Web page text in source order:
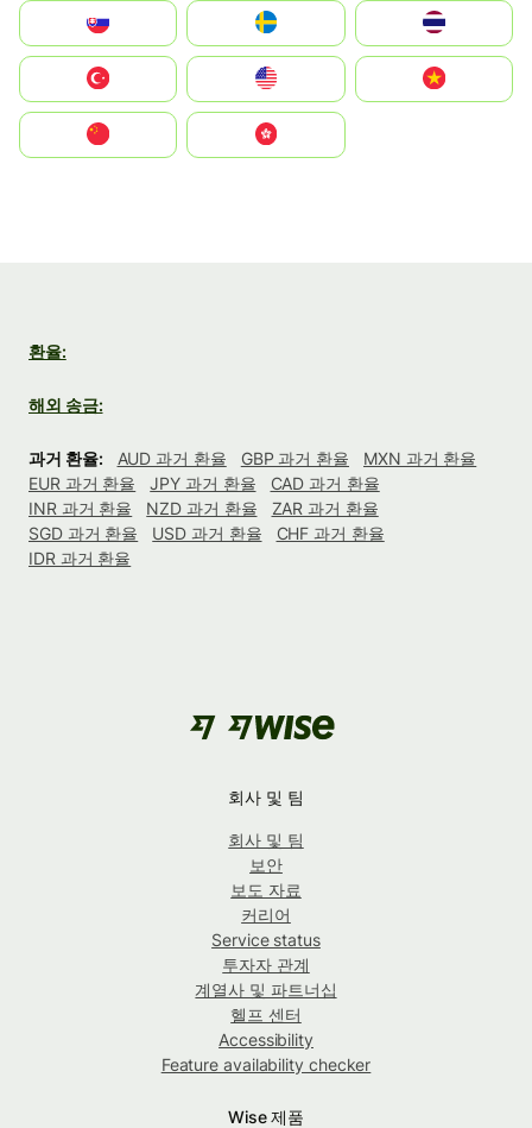
United States
中國香港特別行政區
환율:
해외 송금:
과거 환율: AUD 과거 환율 GBP 과거 환율
MXN 과거 환율
EUR 과거 환율
JPY 과거 환율
CAD 과거 환율
INR 과거 환율
NZD 과거 환율
ZAR 과거 환율
SGD 과거 환율
USD 과거 환율
CHF 과거 환율
IDR 과거 환율
회사 및 팀
회사 및 팀
보안
보도 자료
커리어
Service status
투자자 관계
계열사 및 파트너십
헬프 센터
Accessibility
Feature availability checker
Wise 제품